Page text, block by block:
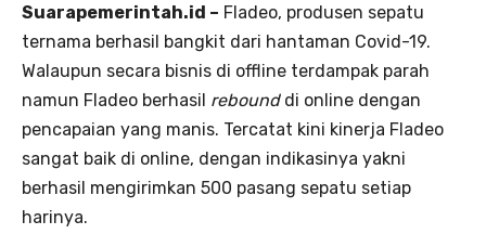
Suarapemerintah.id – Fladeo, produsen sepatu
ternama berhasil bangkit dari hantaman Covid-19.
Walaupun secara bisnis di offline terdampak parah
namun Fladeo berhasil rebounddi online dengan
pencapaian yang manis. Tercatat kini kinerja Fladeo
sangat baik di online, dengan indikasinya yakni
berhasil mengirimkan 500 pasang sepatu setiap
harinya.